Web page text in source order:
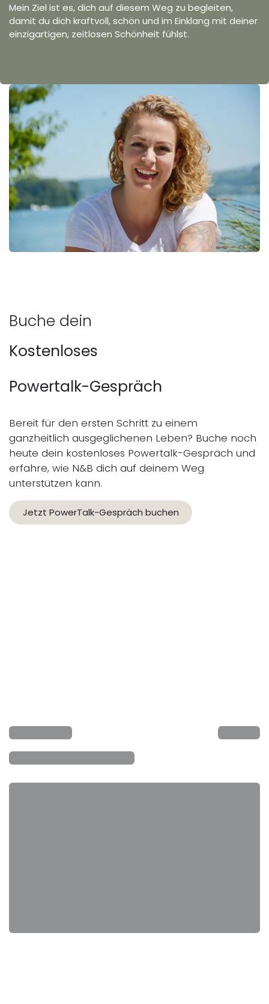
Mein Ziel ist es, dich auf diesem Weg zu begleiten,
damit du dich kraftvoll, schön und im Einklang mit deiner
einzigartigen, zeitlosen Schönheit fühlst.
Bereit für den ersten Schritt zu einem
ganzheitlich ausgeglichenen Leben? Buche noch
heute dein kostenloses Powertalk-Gespräch und
erfahre, wie N&B dich auf deinem Weg
unterstützen kann.
Jetzt PowerTalk-Gespräch buchen​​​​
Buche dein
Kostenloses
Powertalk-Gespräch